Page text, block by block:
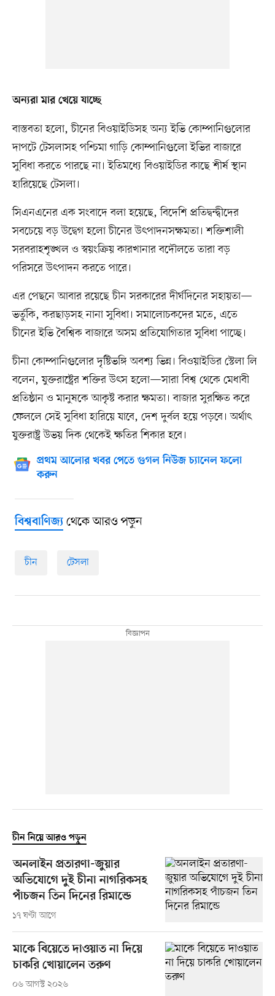
অন্যরা মার খেয়ে যাচ্ছে
বাস্তবতা হলো, চীনের বিওয়াইডিসহ অন্য ইভি কোম্পানিগুলোর
দাপটে টেসলাসহ পশ্চিমা গাড়ি কোম্পানিগুলো ইভির বাজারে
সুবিধা করতে পারছে না। ইতিমধ্যে বিওয়াইডির কাছে শীর্ষ স্থান
হারিয়েছে টেসলা।
সিএনএনের এক সংবাদে বলা হয়েছে, বিদেশি প্রতিদ্বন্দ্বীদের
সবচেয়ে বড় উদ্বেগ হলো চীনের উৎপাদনসক্ষমতা। শক্তিশালী
সরবরাহশৃঙ্খল ও স্বয়ংক্রিয় কারখানার বদৌলতে তারা বড়
পরিসরে উৎপাদন করতে পারে।
এর পেছনে আবার রয়েছে চীন সরকারের দীর্ঘদিনের সহায়তা—
ভর্তুকি, করছাড়সহ নানা সুবিধা। সমালোচকদের মতে, এতে
চীনের ইভি বৈশ্বিক বাজারে অসম প্রতিযোগিতার সুবিধা পাচ্ছে।
চীনা কোম্পানিগুলোর দৃষ্টিভঙ্গি অবশ্য ভিন্ন। বিওয়াইডির স্টেলা লি
বলেন, যুক্তরাষ্ট্রের শক্তির উৎস হলো—সারা বিশ্ব থেকে মেধাবী
প্রতিষ্ঠান ও মানুষকে আকৃষ্ট করার ক্ষমতা। বাজার সুরক্ষিত করে
ফেললে সেই সুবিধা হারিয়ে যাবে, দেশ দুর্বল হয়ে পড়বে। অর্থাৎ
যুক্তরাষ্ট্র উভয় দিক থেকেই ক্ষতির শিকার হবে।
প্রথম আলোর খবর পেতে গুগল নিউজ চ্যানেল ফলো
করুন
বিশ্ববাণিজ্যথেকে আরও পড়ুন
চীন টেসলা
চীন নিয়ে আরও পড়ুন
অনলাইন প্রতারণা-জুয়ার
অভিযোগে দুই চীনা নাগরিকসহ
পাঁচজন তিন দিনের রিমান্ডে
১৭ ঘণ্টা আগে
মাকে বিয়েতে দাওয়াত না দিয়ে
চাকরি খোয়ালেন তরুণ
০৬ আগস্ট ২০২৬